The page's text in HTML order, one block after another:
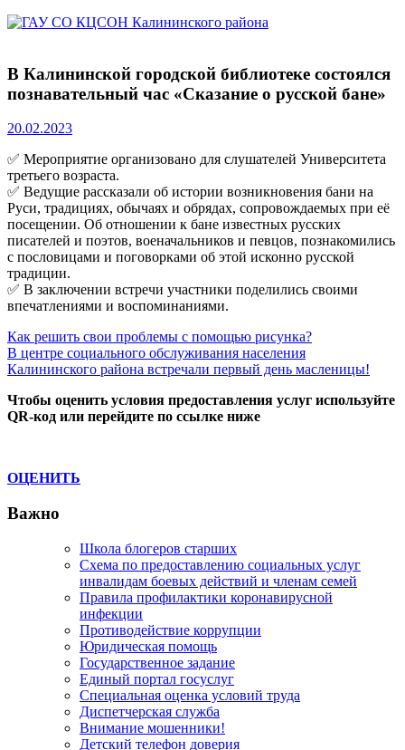
В Калининской городской библиотеке состоялся
познавательный час «Сказание о русской бане»
20.02.2023
✅ Мероприятие организовано для слушателей Университета
третьего возраста.
✅ Ведущие рассказали об истории возникновения бани на
Руси, традициях, обычаях и обрядах, сопровождаемых при её
посещении. Об отношении к бане известных русских
писателей и поэтов, военачальников и певцов, познакомились
с пословицами и поговорками об этой исконно русской
традиции.
✅ В заключении встречи участники поделились своими
впечатлениями и воспоминаниями.
Навигация
по
записям
Previous
Post:
Как решить свои проблемы с помощью рисунка?
Next
Post:
В центре социального обслуживания населения
Калининского района встречали первый день масленицы!
Чтобы оценить условия предоставления услуг используйте
QR-код или перейдите по ссылке ниже
ОЦЕНИТЬ
Важно
Школа блогеров старших
Схема по предоставлению социальных услуг
инвалидам боевых действий и членам семей
Правила профилактики коронавирусной
инфекции
Противодействие коррупции
Юридическая помощь
Государственное задание
Единый портал госуслуг
Специальная оценка условий труда
Диспетчерская служба
Внимание мошенники!
Детский телефон доверия